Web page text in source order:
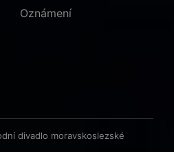
Oznámení
divadlo moravskoslezské